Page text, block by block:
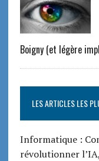
Boigny (et légère
LES ARTICLES LES
Informatique :
révolutionner